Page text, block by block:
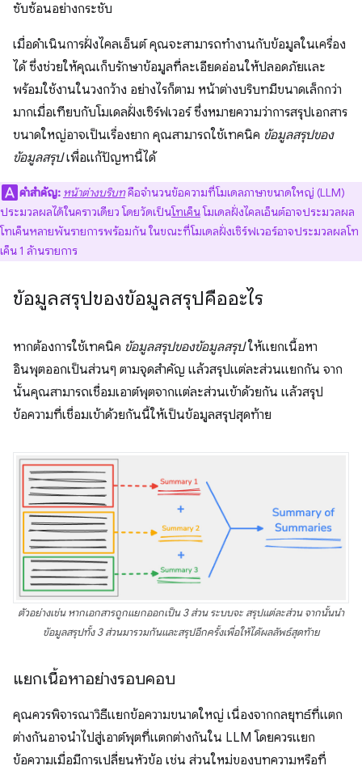
ซับซ้อนอย่างกระชับ
เมื่อดำเนินการฝั่งไคลเอ็นต์ คุณจะสามารถทำงานกับข้อมูลในเครื่อง
ได้ ซึ่งช่วยให้คุณเก็บรักษาข้อมูลที่ละเอียดอ่อนให้ปลอดภัยและ
พร้อมใช้งานในวงกว้าง อย่างไรก็ตาม หน้าต่างบริบทมีขนาดเล็กกว่า
มากเมื่อเทียบกับโมเดลฝั่งเซิร์ฟเวอร์ ซึ่งหมายความว่าการสรุปเอกสาร
ขนาดใหญ่อาจเป็นเรื่องยาก คุณสามารถใช้เทคนิค ข้อมูลสรุปของ
ข้อมูลสรุปเพื่อแก้ปัญหานี้ได้
คำสำคัญ: หน้าต่างบริบทคือจำนวนข้อความที่โมเดลภาษาขนาดใหญ่ (LLM)
ประมวลผลได้ในคราวเดียว โดยวัดเป็นโทเค็นโมเดลฝั่งไคลเอ็นต์อาจประมวลผล
โทเค็นหลายพันรายการพร้อมกัน ในขณะที่โมเดลฝั่งเซิร์ฟเวอร์อาจประมวลผลโท
เค็น 1 ล้านรายการ
ข้อมูลสรุปของข้อมูลสรุปคืออะไร
หากต้องการใช้เทคนิค ข้อมูลสรุปของข้อมูลสรุปให้แยกเนื้อหา
อินพุตออกเป็นส่วนๆ ตามจุดสำคัญ แล้วสรุปแต่ละส่วนแยกกัน จาก
นั้นคุณสามารถเชื่อมเอาต์พุตจากแต่ละส่วนเข้าด้วยกัน แล้วสรุป
ข้อความที่เชื่อมเข้าด้วยกันนี้ให้เป็นข้อมูลสรุปสุดท้าย
ตัวอย่างเช่น หากเอกสารถูกแยกออกเป็น 3 ส่วน ระบบจะ สรุปแต่ละส่วน จากนั้นนำ
ข้อมูลสรุปทั้ง 3 ส่วนมารวมกันและสรุปอีกครั้งเพื่อให้ได้ผลลัพธ์สุดท้าย
แยกเนื้อหาอย่างรอบคอบ
คุณควรพิจารณาวิธีแยกข้อความขนาดใหญ่ เนื่องจากกลยุทธ์ที่แตก
ต่างกันอาจนำไปสู่เอาต์พุตที่แตกต่างกันใน LLM โดยควรแยก
ข้อความเมื่อมีการเปลี่ยนหัวข้อ เช่น ส่วนใหม่ของบทความหรือที่